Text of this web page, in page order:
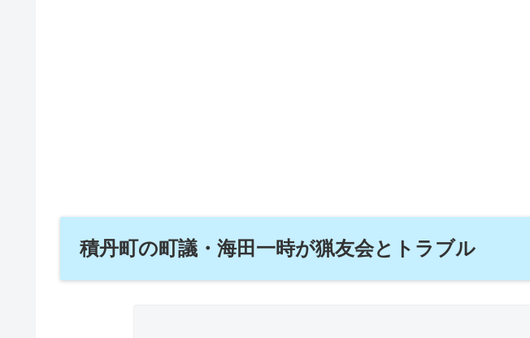
積丹町の町議・海田一時が猟友会とトラブル